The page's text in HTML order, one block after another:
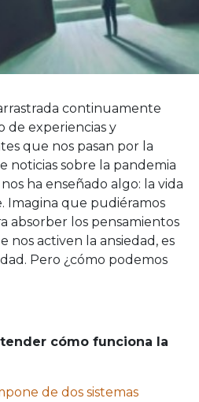
continuamente
experiencias y
que nos pasan por la
noticias sobre la pandemia
ha enseñado algo: la vida
Imagina que pudiéramos
absorber los pensamientos
nos activen la ansiedad, es
Pero ¿cómo podemos
cómo funciona la
de dos sistemas